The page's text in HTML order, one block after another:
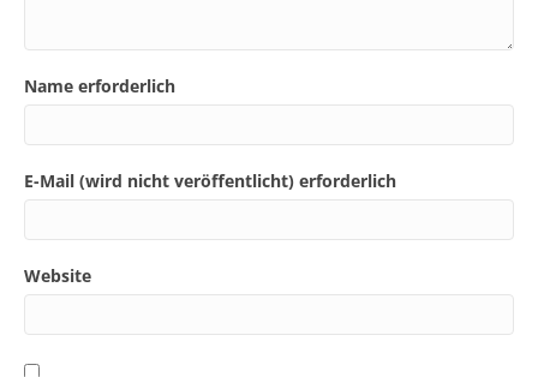
Name erforderlich
E-Mail (wird nicht veröffentlicht) erforderlich
Website